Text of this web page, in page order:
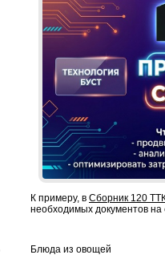
К примеру, в Сборник 120
необходимых документов
Блюда из овощей